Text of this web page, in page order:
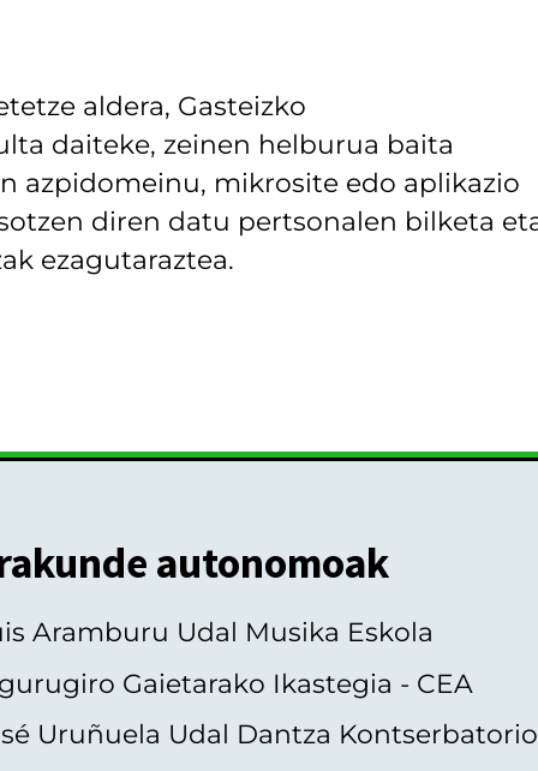
aldera, Gasteizko
daiteke, zeinen helburua baita
azpidomeinu, mikrosite edo aplikazio
diren datu pertsonalen bilketa
ezagutaraztea.
autonomoak
Aramburu Udal Musika Eskola
Gaietarako Ikastegia - CEA
Uruñuela Udal Dantza